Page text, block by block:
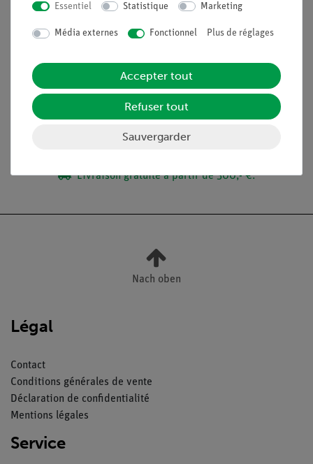
lorsque la lumière est diffractée sur une double fente.
Contenu de livraison
Médias / Téléchargements
Livraison gratuite à partir de 300,- €.
Nach oben
Légal
Contact
Conditions générales de vente
Déclaration de confidentialité
Mentions légales
Service
Essentiel Statistique Marketing
Média externes Fonctionnel Plus de réglages
Accepter tout
Refuser tout
Sauvergarder